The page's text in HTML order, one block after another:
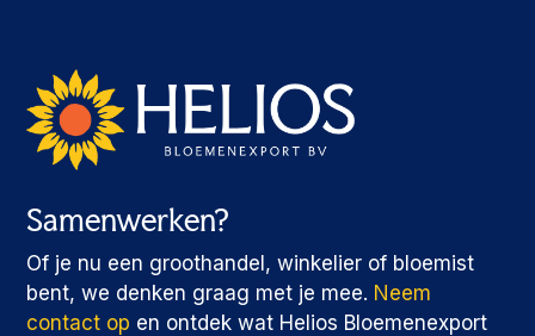
Samenwerken?
Of je nu een groothandel, winkelier of bloemist
bent, we denken graag met je mee. Neem
contact op en ontdek wat Helios Bloemenexport